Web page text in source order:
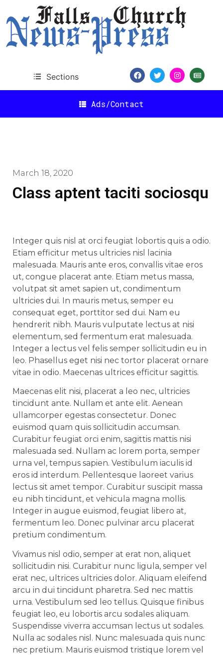
Sections
Ads/Contact
March 18, 2020
Class aptent taciti sociosqu
Integer quis nisl at orci feugiat lobortis quis a odio.
Etiam efficitur metus ultricies nisl lacinia
malesuada. Mauris ante eros, convallis vitae eros
ut, congue placerat ante. Etiam metus massa,
volutpat sit amet sapien ut, condimentum
ultricies dui. In mauris metus, semper eu
consequat eget, porttitor sed dui. Nam eu
hendrerit nibh. Mauris vulputate lectus at nisi
elementum, sed fermentum erat malesuada.
Integer a lectus vel felis semper sollicitudin eu in
leo. Phasellus eget nisi nec tortor placerat ornare
vitae in odio. Maecenas ultrices efficitur sagittis.
Maecenas elit nisi, placerat a leo nec, ultricies
tincidunt ante. Nullam et ante elit. Aenean
ullamcorper egestas consectetur. Donec
euismod quam quis sollicitudin accumsan.
Curabitur feugiat orci enim, sagittis mattis nisi
malesuada sed. Nullam ac lorem porta, semper
urna vel, tempus sapien. Vestibulum iaculis id
eros id interdum. Pellentesque laoreet varius
lectus sit amet tempor. Curabitur suscipit massa
eu nibh tincidunt, et vehicula magna mollis.
Integer in augue euismod, feugiat libero at,
fermentum leo. Donec pulvinar arcu placerat
pretium condimentum.
Vivamus nisl odio, semper at erat non, aliquet
sollicitudin nisi. Curabitur nunc ligula, semper vel
erat nec, ultrices ultricies dolor. Aliquam eleifend
arcu in dui tincidunt pharetra. Sed nec mattis
urna. Vestibulum sed leo tellus. Quisque finibus
feugiat leo, eu lobortis arcu sodales aliquam.
Suspendisse viverra accumsan lectus ut sodales.
Nulla ac sodales nisl. Nunc malesuada quis nunc
nec pretium. Mauris euismod tristique lorem vel